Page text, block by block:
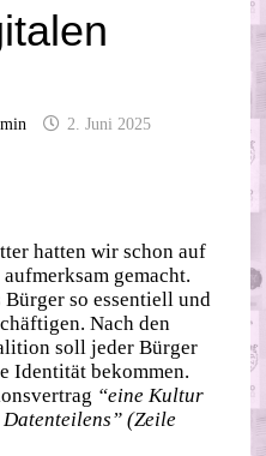
2. Juni 2025
hatten wir schon auf
gemacht.
so essentiell und
Nach den
soll jeder Bürger
Identität bekommen.
“eine Kultur
(Zeile